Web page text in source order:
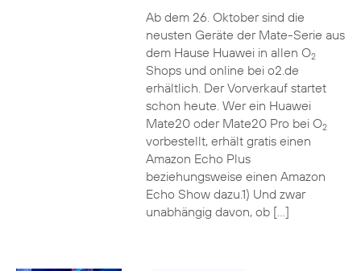
Ab dem 26. Oktober sind die
neusten Geräte der Mate-Serie aus
dem Hause Huawei in allen O2
Shops und online bei o2.de
erhältlich. Der Vorverkauf startet
schon heute. Wer ein Huawei
Mate20 oder Mate20 Pro bei O2
vorbestellt, erhält gratis einen
Amazon Echo Plus
beziehungsweise einen Amazon
Echo Show dazu.1) Und zwar
unabhängig davon, ob […]